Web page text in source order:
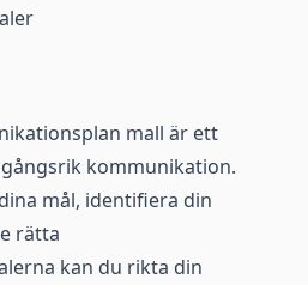
mall är ett
kommunikation.
mål, identifiera din
rätta
kan du rikta din